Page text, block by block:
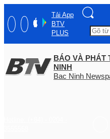
Tải App
BTV
PLUS
BÁO VÀ PHÁT
NINH
Bac Ninh